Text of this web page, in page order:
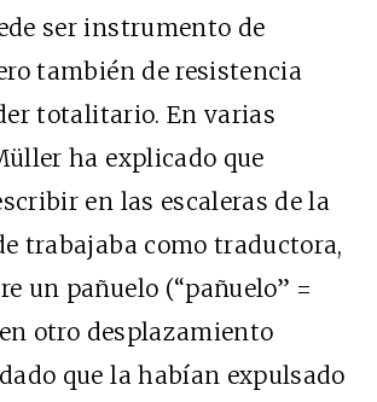
ser instrumento de
también de resistencia
totalitario. En varias
ha explicado que
en las escaleras de la
trabajaba como traductora,
un pañuelo (“pañuelo” =
otro desplazamiento
que la habían expulsado